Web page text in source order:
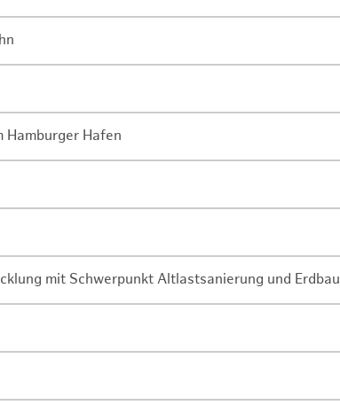
Hamburger Hafen
mit Schwerpunkt Altlastsanierung und Erdbau